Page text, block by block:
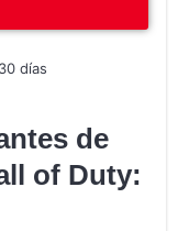
días
de
of Duty: